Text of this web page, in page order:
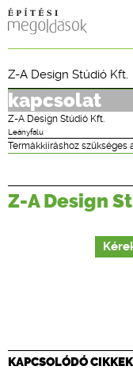
Z-A Design Stúdió Kft.
kapcsolat
Z-A Design Stúdió Kft.
Leányfalu
Termákkiíráshoz szükséges
Z-A Design
KAPCSOLÓDÓ